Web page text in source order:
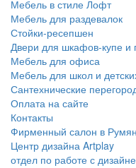
Мебель в стиле Лофт
Мебель для раздевалок
Стойки-ресепшен
Двери для шкафов-купе и
Мебель для офиса
Мебель для школ и
Сантехнические
Оплата на сайте
Контакты
Фирменный салон в
Центр дизайна Artplay
отдел по работе с